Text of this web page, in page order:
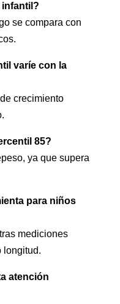
infantil?
se compara con
varíe con la
crecimiento
85?
ya que supera
para niños
mediciones
longitud.
atención